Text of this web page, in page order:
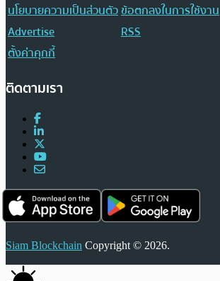
นโยบายความเป็นส่วนตัวข้อตกลงในการใช้งาน
Advertise
RSS
ตั้งค่าคุกกี้
ติดตามเรา
Siam Blockchain Copyright © 2026.